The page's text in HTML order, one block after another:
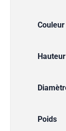
Couleur
Hauteur
Poids